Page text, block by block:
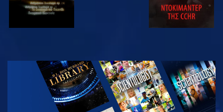
ΠΑΡΑΚΟΛΟΥΘΗΣΤΕ
ΕΞΕΡΕΥΝΗΣΤΕ
ΤΗ ΣΕΙΡΑ